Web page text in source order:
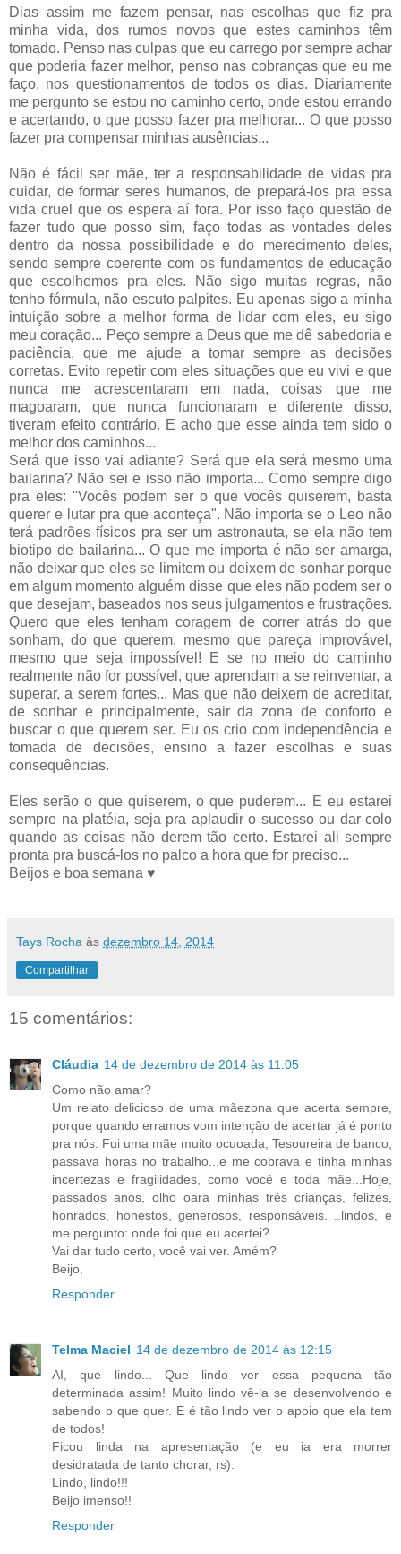
Dias assim me fazem pensar, nas escolhas que fiz pra
minha vida, dos rumos novos que estes caminhos têm
tomado. Penso nas culpas que eu carrego por sempre achar
que poderia fazer melhor, penso nas cobranças que eu me
faço, nos questionamentos de todos os dias. Diariamente
me pergunto se estou no caminho certo, onde estou errando
e acertando, o que posso fazer pra melhorar... O que posso
fazer pra compensar minhas ausências...
Não é fácil ser mãe, ter a responsabilidade de vidas pra
cuidar, de formar seres humanos, de prepará-los pra essa
vida cruel que os espera aí fora. Por isso faço questão de
fazer tudo que posso sim, faço todas as vontades deles
dentro da nossa possibilidade e do merecimento deles,
sendo sempre coerente com os fundamentos de educação
que escolhemos pra eles. Não sigo muitas regras, não
tenho fórmula, não escuto palpites. Eu apenas sigo a minha
intuição sobre a melhor forma de lidar com eles, eu sigo
meu coração... Peço sempre a Deus que me dê sabedoria e
paciência, que me ajude a tomar sempre as decisões
corretas. Evito repetir com eles situações que eu vivi e que
nunca me acrescentaram em nada, coisas que me
magoaram, que nunca funcionaram e diferente disso,
tiveram efeito contrário. E acho que esse ainda tem sido o
melhor dos caminhos...
Será que isso vai adiante? Será que ela será mesmo uma
bailarina? Não sei e isso não importa... Como sempre digo
pra eles: "Vocês podem ser o que vocês quiserem, basta
querer e lutar pra que aconteça". Não importa se o Leo não
terá padrões físicos pra ser um astronauta, se ela não tem
biotipo de bailarina... O que me importa é não ser amarga,
não deixar que eles se limitem ou deixem de sonhar porque
em algum momento alguém disse que eles não podem ser o
que desejam, baseados nos seus julgamentos e frustrações.
Quero que eles tenham coragem de correr atrás do que
sonham, do que querem, mesmo que pareça improvável,
mesmo que seja impossível! E se no meio do caminho
realmente não for possível, que aprendam a se reinventar, a
superar, a serem fortes... Mas que não deixem de acreditar,
de sonhar e principalmente, sair da zona de conforto e
buscar o que querem ser. Eu os crio com independência e
tomada de decisões, ensino a fazer escolhas e suas
consequências.
Eles serão o que quiserem, o que puderem... E eu estarei
sempre na platéia, seja pra aplaudir o sucesso ou dar colo
quando as coisas não derem tão certo. Estarei ali sempre
pronta pra buscá-los no palco a hora que for preciso...
Beijos e boa semana ♥
Tays Rocha às dezembro 14, 2014
Compartilhar
15 comentários:
Cláudia 14 de dezembro de 2014 às 11:05
Como não amar?
Um relato delicioso de uma mãezona que acerta sempre,
porque quando erramos vom intenção de acertar já é ponto
pra nós. Fui uma mãe muito ocuoada, Tesoureira de banco,
passava horas no trabalho...e me cobrava e tinha minhas
incertezas e fragilidades, como você e toda mãe...Hoje,
passados anos, olho oara minhas três crianças, felizes,
honrados, honestos, generosos, responsáveis. ..lindos, e
me pergunto: onde foi que eu acertei?
Vai dar tudo certo, você vai ver. Amém?
Beijo.
Responder
Telma Maciel 14 de dezembro de 2014 às 12:15
AI, que lindo... Que lindo ver essa pequena tão
determinada assim! Muito lindo vê-la se desenvolvendo e
sabendo o que quer. E é tão lindo ver o apoio que ela tem
de todos!
Ficou linda na apresentação (e eu ia era morrer
desidratada de tanto chorar, rs).
Lindo, lindo!!!
Beijo imenso!!
Responder